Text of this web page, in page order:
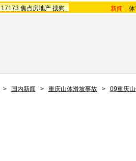
17173 焦点房地产 搜狗 新闻 -
> 国内新闻 > 重庆山体滑坡事故 > 09重庆